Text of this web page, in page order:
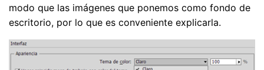
modo que las imágenes que ponemos como fondo de
escritorio, por lo que es conveniente explicarla.